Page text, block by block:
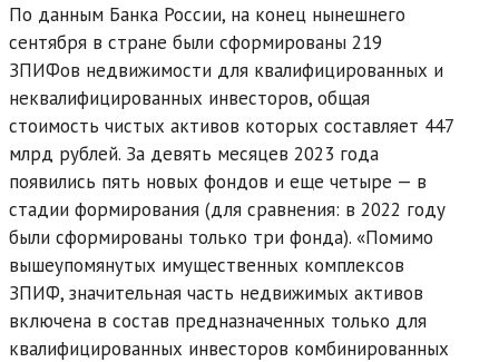
По данным Банка России, на конец нынешнего
сентября в стране были сформированы 219
ЗПИФов недвижимости для квалифицированных и
неквалифицированных инвесторов, общая
стоимость чистых активов которых составляет 447
млрд рублей. За девять месяцев 2023 года
появились пять новых фондов и еще четыре — в
стадии формирования (для сравнения: в 2022 году
были сформированы только три фонда). «Помимо
вышеупомянутых имущественных комплексов
ЗПИФ, значительная часть недвижимых активов
включена в состав предназначенных только для
квалифицированных инвесторов комбинированных